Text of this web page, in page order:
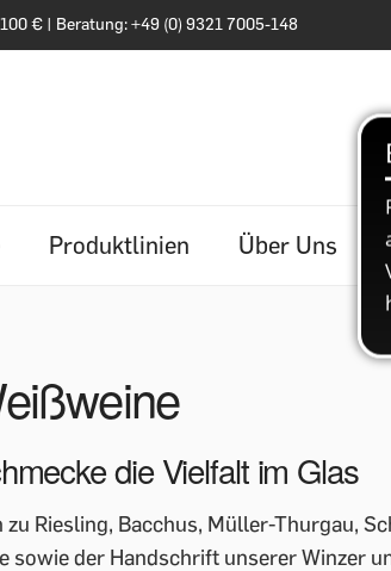
€ | Beratung: +49 (0) 9321 7005-148
Produktlinien Über Uns
die Vielfalt im Glas
Riesling, Bacchus, Müller-Thurgau,
sowie der Handschrift unserer Winzer